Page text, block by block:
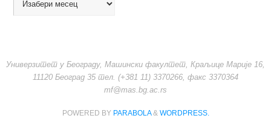
Универзитет у Београду, Машински факултет, Краљице Марије 16,
11120 Београд 35 тел. (+381 11) 3370266, факс 3370364
mf@mas.bg.ac.rs
POWERED BY PARABOLA& WORDPRESS.